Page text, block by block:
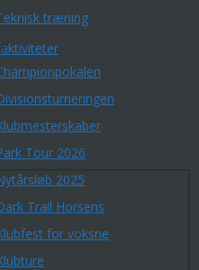
træning
Tour 2026
2025
Trail Horsens
for voksne